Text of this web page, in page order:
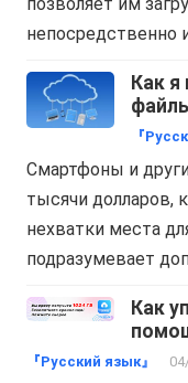
непосредственно
Как я
『
Смартфоны и
тысячи долларов,
нехватки места
подразумевает
Как
『Русский язык』